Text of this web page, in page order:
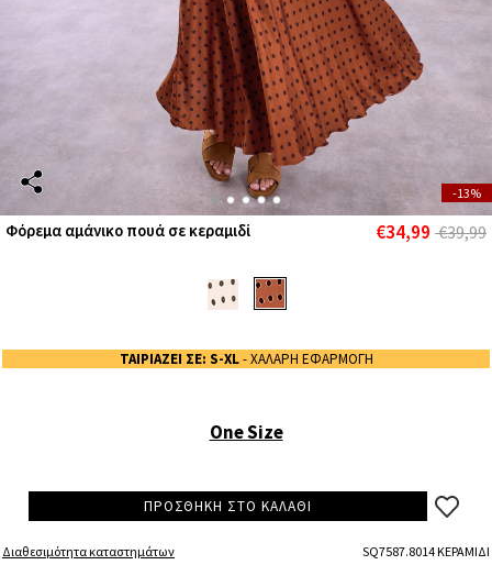
-13%
Φόρεμα αμάνικο πουά σε κεραμιδί €34,99 €39,99
ΤΑΙΡΙΑΖΕΙ ΣΕ: S-XL- ΧΑΛΑΡΗ ΕΦΑΡΜΟΓΗ
One Size
ΠΡΟΣΘΗΚΗ ΣΤΟ ΚΑΛΑΘΙ
Διαθεσιμότητα καταστημάτων SQ7587.8014 ΚΕΡΑΜΙΔΙ